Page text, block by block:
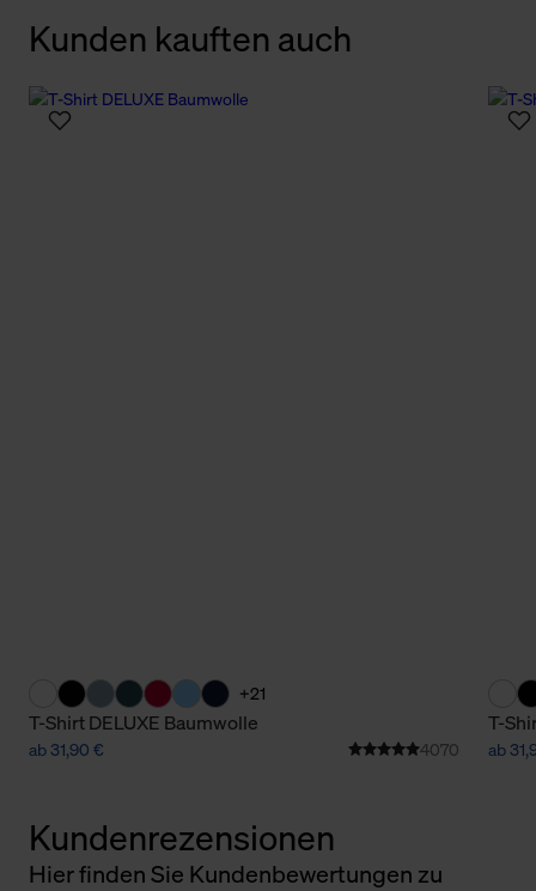
Kunden kauften auch
+21
T-Shirt DELUXE Baumwolle
ab 31,90 € 4070
T-
ab
Kundenrezensionen
Hier finden Sie Kundenbewertungen zu